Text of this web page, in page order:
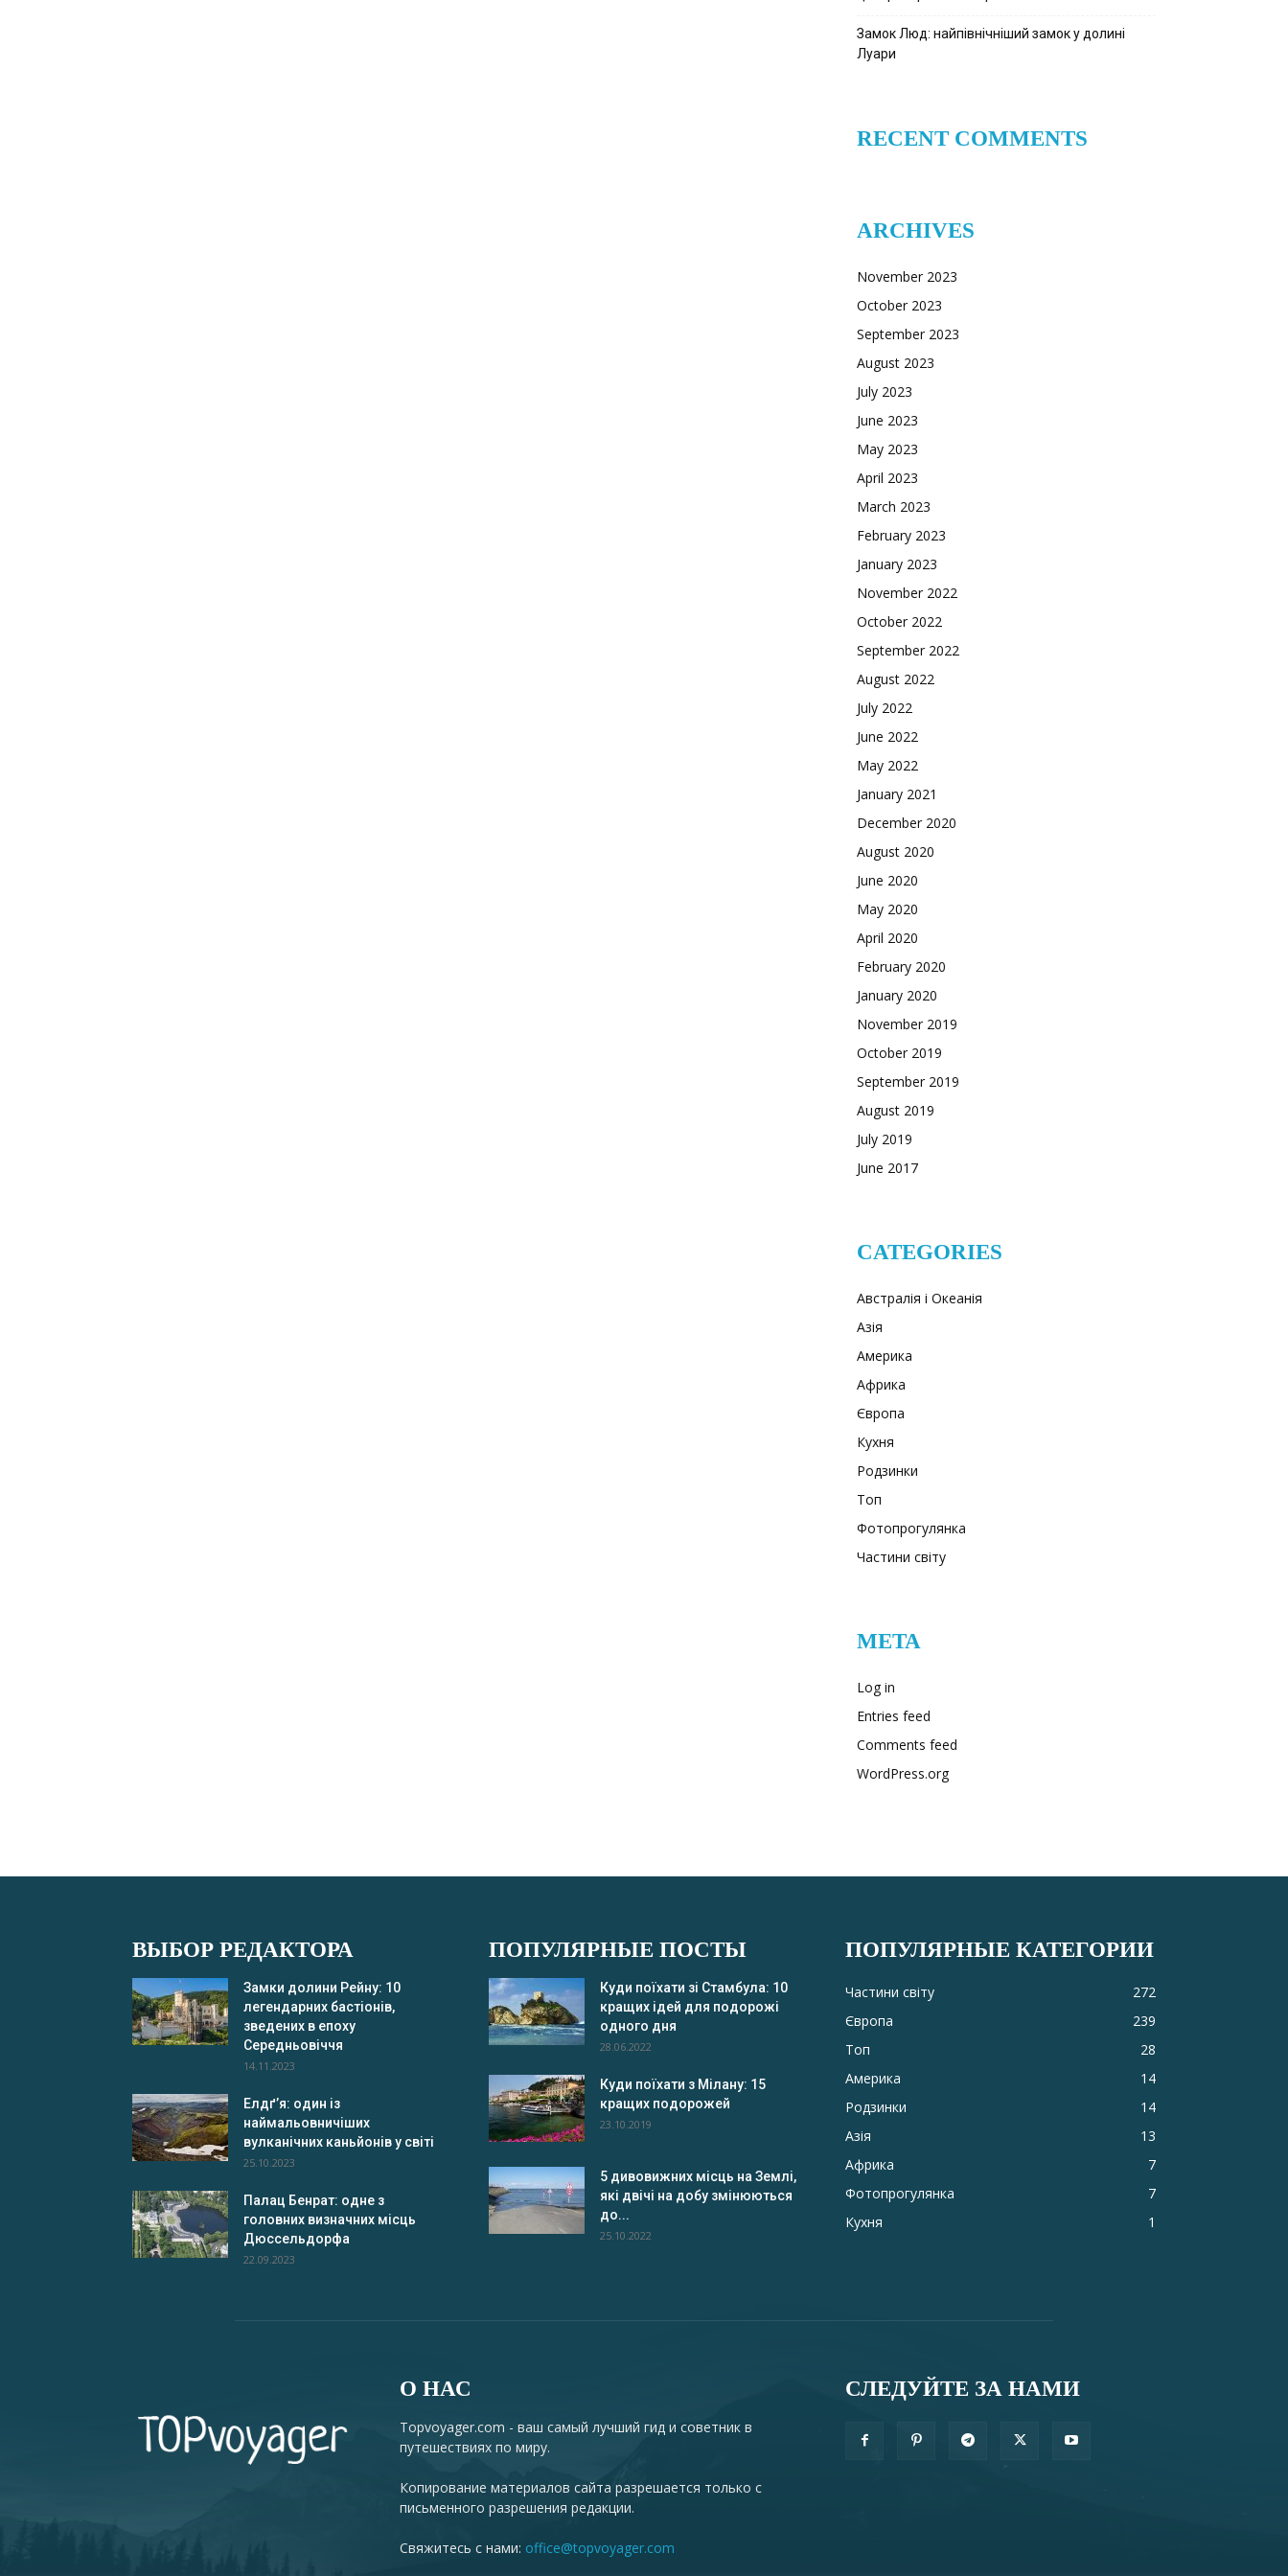
Замок Люд: найпівнічніший замок у долині
Луари
RECENT COMMENTS
ARCHIVES
November 2023
October 2023
September 2023
August 2023
July 2023
June 2023
May 2023
April 2023
March 2023
February 2023
January 2023
November 2022
October 2022
September 2022
August 2022
July 2022
June 2022
May 2022
January 2021
December 2020
August 2020
June 2020
May 2020
April 2020
February 2020
January 2020
November 2019
October 2019
September 2019
August 2019
July 2019
June 2017
CATEGORIES
Австралія і Океанія
Азія
Америка
Африка
Європа
Кухня
Родзинки
Топ
Фотопрогулянка
Частини світу
META
Log in
Entries feed
Comments feed
WordPress.org
ВЫБОР РЕДАКТОРА
Замки долини Рейну: 10
легендарних бастіонів,
зведених в епоху
Середньовіччя
14.11.2023
Елдґ’я: один із
наймальовничіших
вулканічних каньйонів у світі
25.10.2023
Палац Бенрат: одне з
головних визначних місць
Дюссельдорфа
22.09.2023
ПОПУЛЯРНЫЕ ПОСТЫ
Куди поїхати зі Стамбула: 10
кращих ідей для подорожі
одного дня
28.06.2022
Куди поїхати з Мілану: 15
кращих подорожей
23.10.2019
5 дивовижних місць на Землі,
які двічі на добу змінюються
до...
25.10.2022
ПОПУЛЯРНЫЕ КАТЕГОРИИ
Частини світу
272
Європа
239
Топ
28
Америка
14
Родзинки
14
Азія
13
Африка
7
Фотопрогулянка
7
Кухня
1
О НАС
Topvoyager.com - ваш самый лучший гид и советник в
путешествиях по миру.
Копирование материалов сайта разрешается только с
письменного разрешения редакции.
Свяжитесь с нами: office@topvoyager.com
СЛЕДУЙТЕ ЗА НАМИ